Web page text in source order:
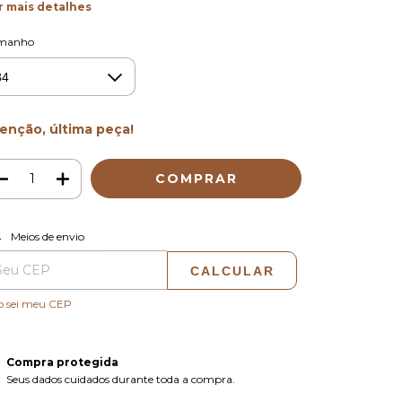
mais detalhes
última peça!
para o CEP:
Meios de envio
CALCULAR
sei meu CEP
Compra protegida
Seus dados cuidados durante toda a compra.